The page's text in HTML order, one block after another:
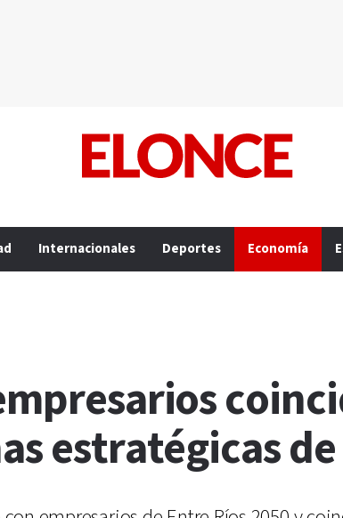
Internacionales Deportes Economía
estratégicas